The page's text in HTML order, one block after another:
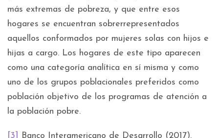
más extremas de pobreza, y que entre esos
hogares se encuentran sobrerrepresentados
aquellos conformados por mujeres solas con hijos e
hijas a cargo. Los hogares de este tipo aparecen
como una categoría analítica en sí misma y como
uno de los grupos poblacionales preferidos como
población objetivo de los programas de atención a
la población pobre.
[3] Banco Interamericano de Desarrollo (2017).